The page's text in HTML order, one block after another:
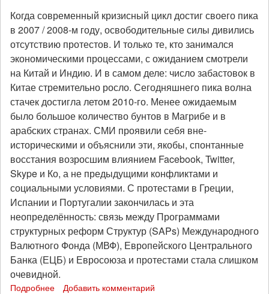
Когда современный кризисный цикл достиг своего пика
в 2007 / 2008-м году, освободительные силы дивились
отсутствию протестов. И только те, кто занимался
экономическими процессами, с ожиданием смотрели
на Китай и Индию. И в самом деле: число забастовок в
Китае стремительно росло. Сегодняшнего пика волна
стачек достигла летом 2010-го. Менее ожидаемым
было большое количество бунтов в Магрибе и в
арабских странах. СМИ проявили себя вне-
историческими и объяснили эти, якобы, спонтанные
восстания возросшим влиянием Facebook, Twitter,
Skype и Ко, а не предыдущими конфликтами и
социальными условиями. С протестами в Греции,
Испании и Португалии закончилась и эта
неопределённость: связь между Программами
структурных реформ Структур (SAPs) Международного
Валютного Фонда (МВФ), Европейского Центрального
Банка (ЕЦБ) и Евросоюза и протестами стала слишком
очевидной.
Подробнее Добавить комментарий